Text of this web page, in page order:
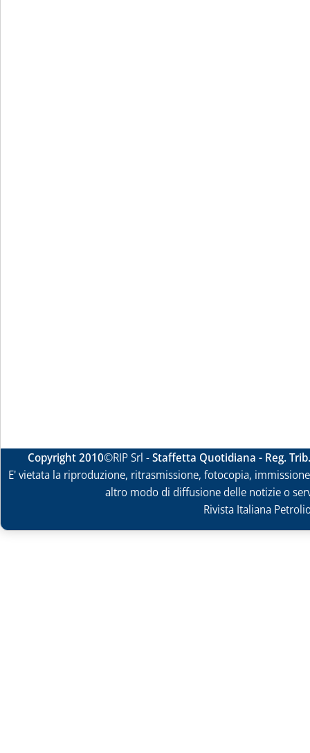
Copyright 2010©RIP Srl -Staffetta Quotidiana - Reg.
E' vietata la riproduzione, ritrasmissione, fotocopia,
altro modo di diffusione delle notizie o
Rivista Italiana